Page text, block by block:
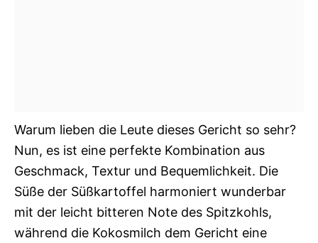
Warum lieben die Leute dieses Gericht so sehr?
Nun, es ist eine perfekte Kombination aus
Geschmack, Textur und Bequemlichkeit. Die
Süße der Süßkartoffel harmoniert wunderbar
mit der leicht bitteren Note des Spitzkohls,
während die Kokosmilch dem Gericht eine